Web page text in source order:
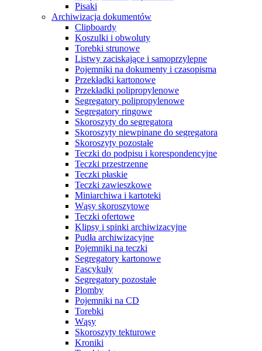
Pisaki
Archiwizacja dokumentów
Clipboardy
Koszulki i obwoluty
Torebki strunowe
Listwy zaciskające i samoprzylepne
Pojemniki na dokumenty i czasopisma
Przekładki kartonowe
Przekładki polipropylenowe
Segregatory polipropylenowe
Segregatory ringowe
Skoroszyty do segregatora
Skoroszyty niewpinane do segregatora
Skoroszyty pozostałe
Teczki do podpisu i korespondencyjne
Teczki przestrzenne
Teczki płaskie
Teczki zawieszkowe
Miniarchiwa i kartoteki
Wąsy skoroszytowe
Teczki ofertowe
Klipsy i spinki archiwizacyjne
Pudła archiwizacyjne
Pojemniki na teczki
Segregatory kartonowe
Fascykuły
Segregatory pozostałe
Plomby
Pojemniki na CD
Torebki
Wąsy
Skoroszyty tekturowe
Kroniki